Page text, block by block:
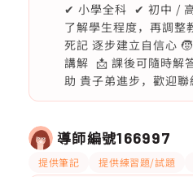
✔ 小學全科 ✔ 初中 /
了解學生程度，再調整
死記 逐步建立自信心
講解 📩 課後可隨時解
助 貴子弟進步，歡迎聯
導師編號166997
提供筆記 提供練習題/試題